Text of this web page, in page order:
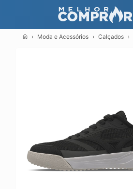
Moda e Acessórios Calçados